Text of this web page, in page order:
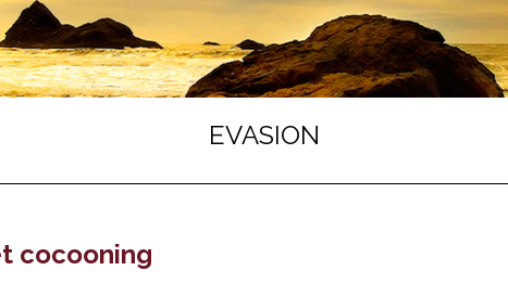
EVASION
cocooning